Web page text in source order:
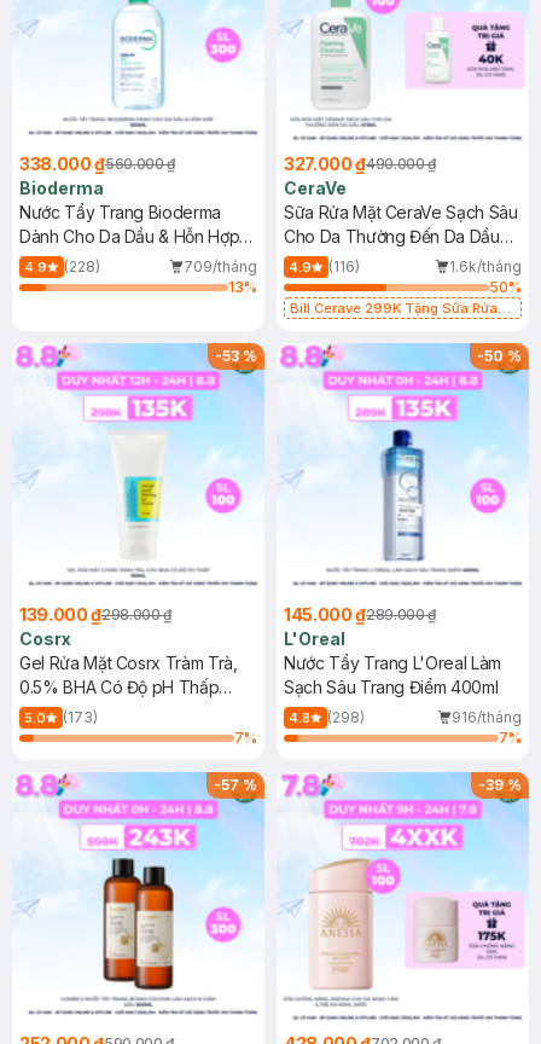
338.000 ₫560.000 ₫
Bioderma
Nước Tẩy Trang Bioderma
Dành Cho Da Dầu & Hỗn Hợp
500ml
4.9 (228)
709/tháng
13%
327.000 ₫490.000 ₫
CeraVe
Sữa Rửa Mặt CeraVe Sạch Sâu
Cho Da Thường Đến Da Dầu
473ml
4.9 (116)
1.6k/tháng
50%
Bill Cerave 299K Tặng Sữa Rửa
-53%
139.000 ₫298.000 ₫
Cosrx
Gel Rửa Mặt Cosrx Tràm Trà,
0.5% BHA Có Độ pH Thấp
150ml
5.0
(173)
7%
-50%
145.000 ₫289.000 ₫
L'Oreal
Nước Tẩy Trang L'Oreal Làm
Sạch Sâu Trang Điểm 400ml
4.8 (298)
916/tháng
7%
-57% -39%